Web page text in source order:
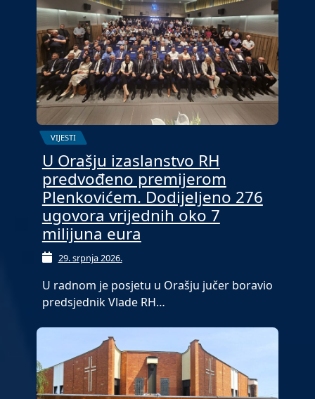
VIJESTI
U Orašju izaslanstvo RH
predvođeno premijerom
Plenkovićem. Dodijeljeno 276
ugovora vrijednih oko 7
milijuna eura
29. srpnja 2026.
U radnom je posjetu u Orašju jučer boravio
predsjednik Vlade RH…